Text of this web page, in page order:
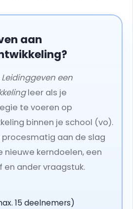
aan
Leidinggeven een
leer als je
te voeren op
binnen je school (vo).
procesmatig aan de slag
nieuwe kerndoelen, een
en ander vraagstuk.
15 deelnemers)